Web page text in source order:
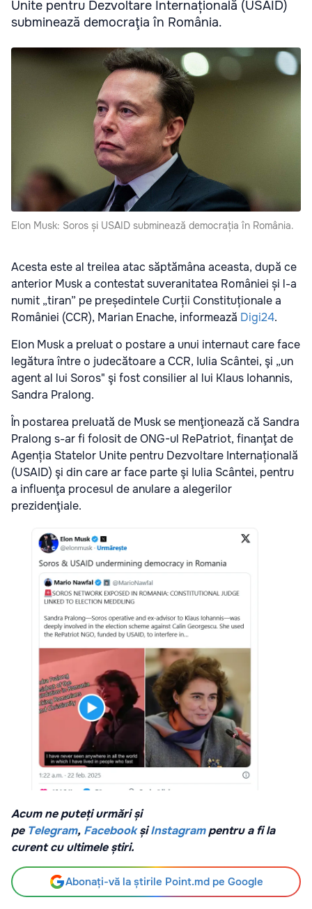
Unite pentru Dezvoltare Internațională (USAID)
subminează democraţia în România.
Elon Musk: Soros și USAID subminează democrația în România.
Acesta este al treilea atac săptămâna aceasta, după ce
anterior Musk a contestat suveranitatea României și l-a
numit „tiran” pe președintele Curții Constituționale a
României (CCR), Marian Enache, informează Digi24.
Elon Musk a preluat o postare a unui internaut care face
legătura între o judecătoare a CCR, Iulia Scântei, şi „un
agent al lui Soros" şi fost consilier al lui Klaus Iohannis,
Sandra Pralong.
În postarea preluată de Musk se menţionează că Sandra
Pralong s-ar fi folosit de ONG-ul RePatriot, finanţat de
Agenția Statelor Unite pentru Dezvoltare Internațională
(USAID) şi din care ar face parte şi Iulia Scântei, pentru
a influenţa procesul de anulare a alegerilor
prezidenţiale.
Acum ne puteți urmări și
pe Telegram, Facebook șiInstagrampentru a fi la
curent cu ultimele știri.
Abonați-vă la știrile Point.md pe Google